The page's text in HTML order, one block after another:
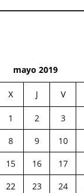
mayo 2019
X J V
1 2 3
8 9 10
15 16 17
22 23 24